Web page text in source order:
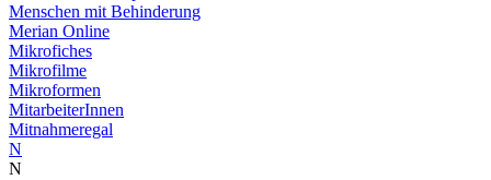
Menschen mit Behinderung
Merian Online
Mikrofiches
Mikrofilme
Mikroformen
MitarbeiterInnen
Mitnahmeregal
N
N